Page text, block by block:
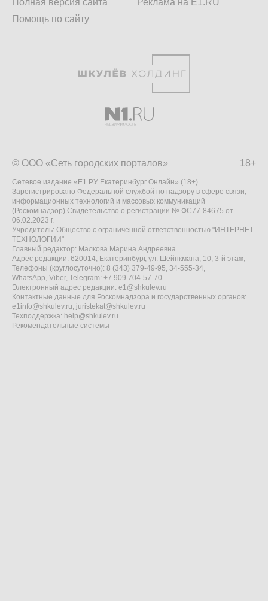
Полная версия сайта
Помощь по сайту
Реклама на E1.RU
18+
© ООО «Сеть городских порталов»
Сетевое издание «Е1.РУ Екатеринбург Онлайн» (18+)
Зарегистрировано Федеральной службой по надзору в сфере связи,
информационных технологий и массовых коммуникаций
(Роскомнадзор) Свидетельство о регистрации № ФС77-84675 от
06.02.2023 г.
Учредитель: Общество с ограниченной ответственностью "ИНТЕРНЕТ
ТЕХНОЛОГИИ"
Главный редактор: Малкова Марина Андреевна
Адрес редакции: 620014, Екатеринбург, ул. Шейнкмана, 10, 3-й этаж,
Телефоны (круглосуточно): 8 (343) 379-49-95, 34-555-34,
WhatsApp, Viber, Telegram: +7 909 704-57-70
Электронный адрес редакции: e1@shkulev.ru
Контактные данные для Роскомнадзора и государственных органов:
e1info@shkulev.ru, juristekat@shkulev.ru
Техподдержка: help@shkulev.ru
Рекомендательные системы